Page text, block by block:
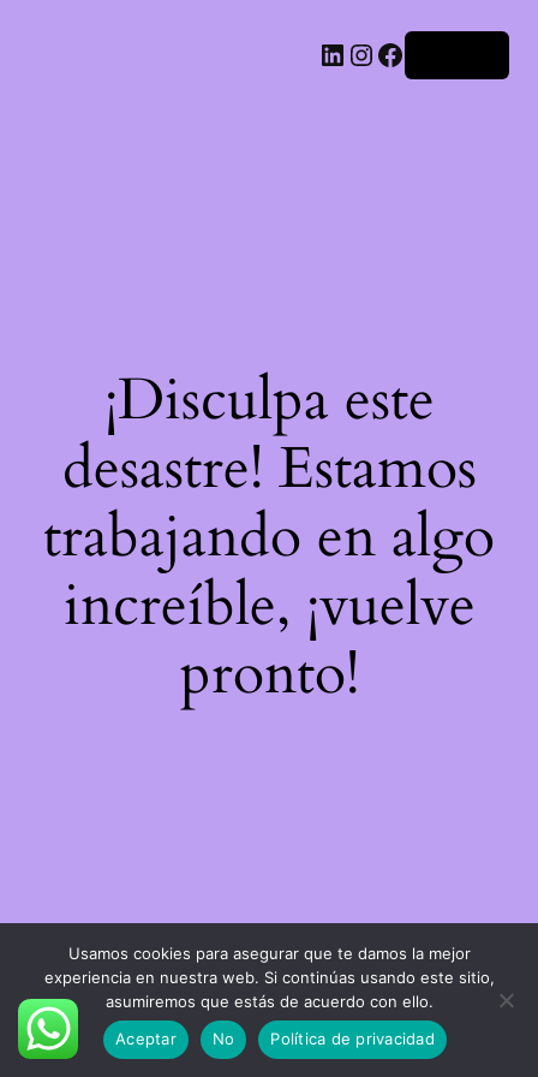
LinkedIn
Instagram
Facebook
¡Disculpa este
desastre! Estamos
trabajando en algo
increíble, ¡vuelve
pronto!
Usamos cookies para asegurar que te damos la mejor
experiencia en nuestra web. Si continúas usando este sitio,
asumiremos que estás de acuerdo con ello.
Aceptar
No Política de privacidad